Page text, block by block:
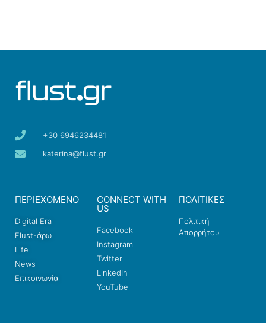
+30 6946234481
katerina@flust.gr
ΠΕΡΙΕΧΟΜΕΝΟ
Digital Era
Flust-άρω
Life
News
Επικοινωνία
CONNECT WITH
US
Facebook
Instagram
Twitter
LinkedIn
YouTube
ΠΟΛΙΤΙΚΕΣ
Πολιτική
Απορρήτου